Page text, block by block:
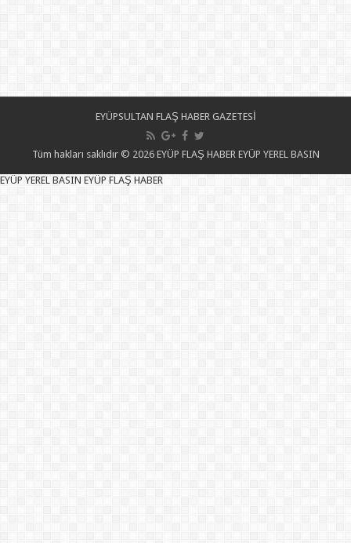
EYÜPSULTAN FLAŞ HABER GAZETESİ
Tüm hakları saklıdır © 2026 EYÜP FLAŞ HABER EYÜP YEREL BASIN
EYÜP YEREL BASIN EYÜP FLAŞ HABER